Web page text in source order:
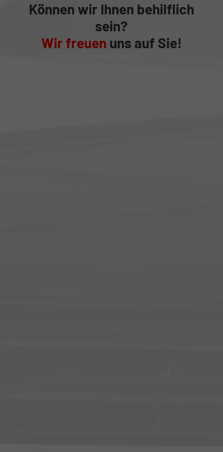
Können wir Ihnen behilflich
sein?
Wir freuen uns auf Sie!